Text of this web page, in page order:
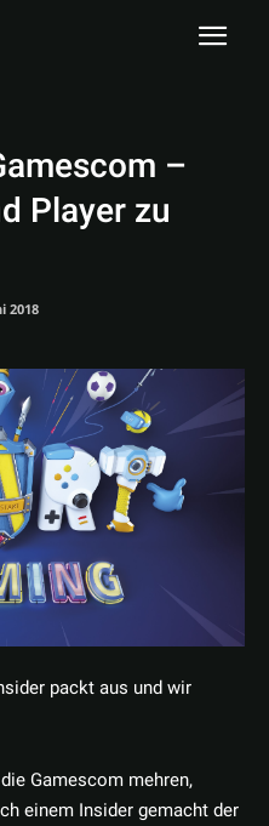
–
Player zu
2018
packt aus und wir
Gamescom mehren,
einem Insider gemacht der